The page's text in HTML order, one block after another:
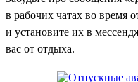
в рабочих чатах во время
и установите их в
вас от отдыха.